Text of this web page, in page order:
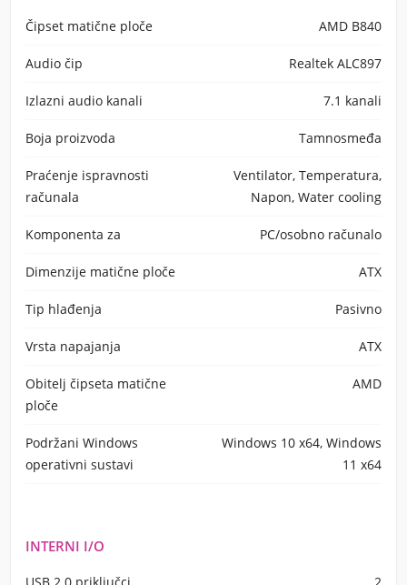
Čipset matične ploče AMD B840
Audio čip Realtek ALC897
Izlazni audio kanali 7.1 kanali
Boja proizvoda Tamnosmeđa
Praćenje ispravnosti
računala
Ventilator, Temperatura,
Napon, Water cooling
Komponenta za PC/osobno računalo
Dimenzije matične ploče ATX
Tip hlađenja Pasivno
Vrsta napajanja ATX
Obitelj čipseta matične
ploče
AMD
Podržani Windows
operativni sustavi
Windows 10 x64, Windows
11 x64
INTERNI I/O